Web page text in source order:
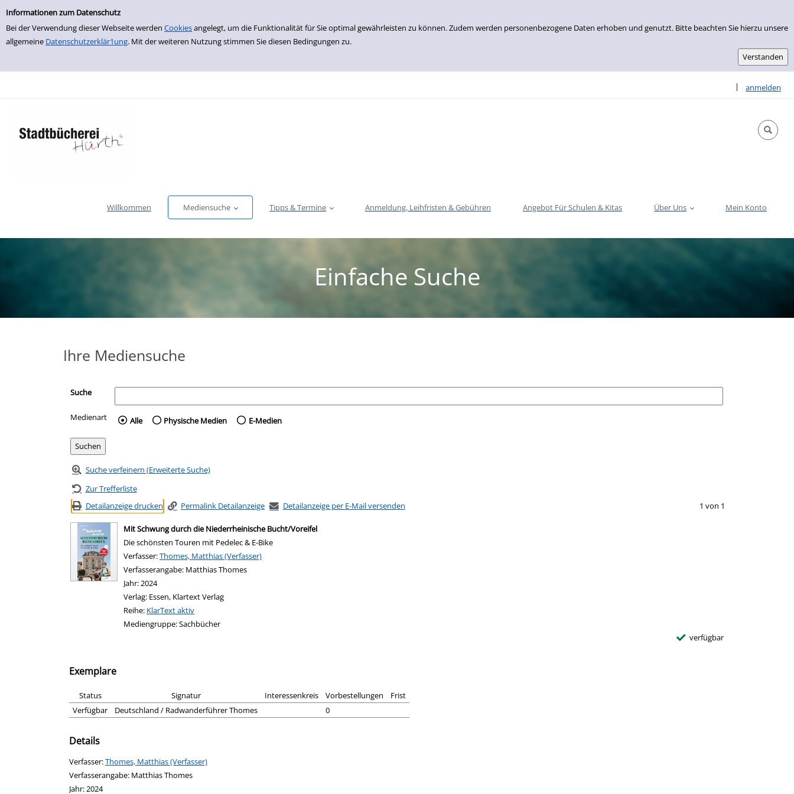
Einfache Suche
Informationen zum Datenschutz
Bei der Verwendung dieser Webseite werden Cookiesangelegt, um die Funktionalität für Sie optimal gewährleisten zu können. Zudem werden personenbezogene Daten erhoben und genutzt. Bitte beachten Sie hierzu unsere
allgemeine Datenschutzerklär1ung. Mit der weiteren Nutzung stimmen Sie diesen Bedingungen zu.
zur Navigation springen
zum Inhalt springen
Zur Detailanzeige springen
| anmelden
Sprache
Willkommen Mediensuche Tipps & Termine Anmeldung, Leihfristen & Gebühren Angebot Für Schulen & Kitas Über Uns Mein Konto
Einfache Suche
Ihre Mediensuche
Suche
Medienart Wählen Sie die Medienart nach der Sie suchen wollen.
Alle Physische Medien E-Medien
Suche verfeinern (Erweiterte Suche)
Zur Trefferliste
Detailanzeige drucken
Permalink Detailanzeige Detailanzeige per E-Mail versenden 1 von 1
Mit Schwung durch die Niederrheinische Bucht/Voreifel
Die schönsten Touren mit Pedelec & E-Bike
Verfasser:Suche nach diesem Verfasser
Thomes, Matthias (Verfasser)
Verfasserangabe: Matthias Thomes
Jahr:2024
Verlag: Essen, Klartext Verlag
Reihe: KlarText aktiv
Mediengruppe:Sachbücher
verfügbar
Exemplare
Status Signatur Interessenkreis Vorbestellungen
Frist
Verfügbar
Deutschland / Radwanderführer Thomes 0
Details
Verfasser:Suche nach diesem Verfasser
Thomes, Matthias (Verfasser)
Verfasserangabe: Matthias Thomes
Jahr:2024